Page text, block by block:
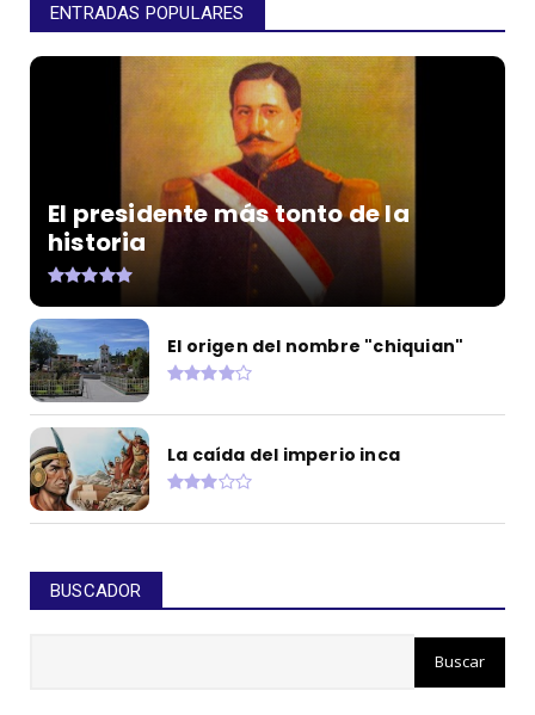
ENTRADAS POPULARES
El presidente más tonto de la
historia
El origen del nombre "chiquian"
La caída del imperio inca
BUSCADOR